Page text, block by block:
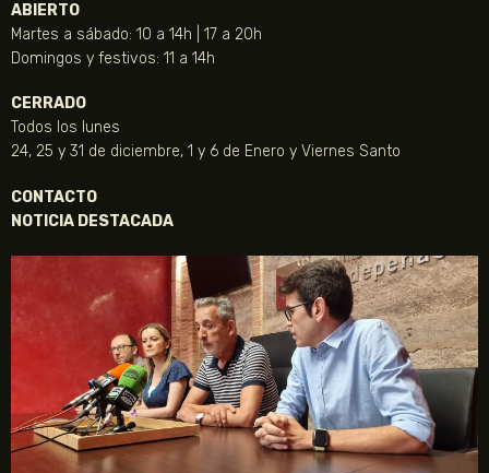
ABIERTO
Martes a sábado: 10 a 14h | 17 a 20h
Domingos y festivos: 11 a 14h
CERRADO
Todos los lunes
24, 25 y 31 de diciembre, 1 y 6 de Enero y Viernes Santo
CONTACTO
NOTICIA DESTACADA